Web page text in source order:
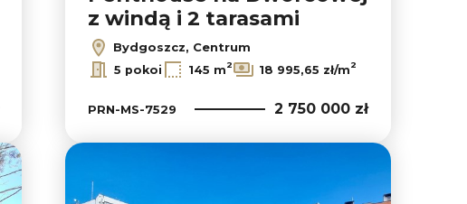
Leaflet |© OpenMapTiles© OpenStreetMap contributors
z windą i 2 tarasami
Bydgoszcz, Centrum
5 pokoi 145 m2 18 995,65 zł/m2
PRN-MS-7529 2 750 000 zł